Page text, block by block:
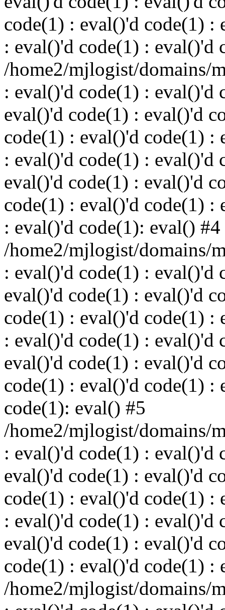
code(1) : eval()'d code(1) :
: eval()'d code(1) : eval()'d
/home2/mjlogist/domains/
: eval()'d code(1) : eval()'d
eval()'d code(1) : eval()'d
code(1) : eval()'d code(1) :
: eval()'d code(1) : eval()'d
eval()'d code(1) : eval()'d
code(1) : eval()'d code(1) :
: eval()'d code(1): eval() #4
/home2/mjlogist/domains/
: eval()'d code(1) : eval()'d
eval()'d code(1) : eval()'d
code(1) : eval()'d code(1) :
: eval()'d code(1) : eval()'d
eval()'d code(1) : eval()'d
code(1) : eval()'d code(1) :
code(1): eval() #5
/home2/mjlogist/domains/
: eval()'d code(1) : eval()'d
eval()'d code(1) : eval()'d
code(1) : eval()'d code(1) :
: eval()'d code(1) : eval()'d
eval()'d code(1) : eval()'d
code(1) : eval()'d code(1) :
/home2/mjlogist/domains/